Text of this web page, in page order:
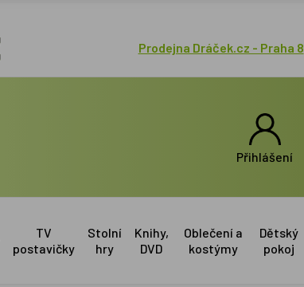
Prodejna Dráček.cz - Praha 8
Přihlášení
TV
postavičky
Stolní
hry
Knihy,
DVD
Oblečení a
kostýmy
Dětský
pokoj